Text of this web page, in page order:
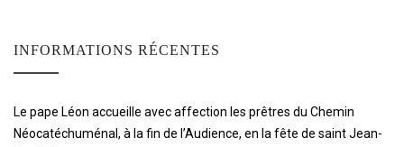
INFORMATIONS RÉCENTES
Le pape Léon accueille avec affection les prêtres du Chemin
Néocatéchuménal, à la fin de l’Audience, en la fête de saint Jean-